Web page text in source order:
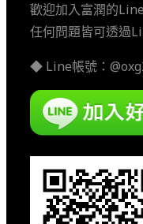
歡迎加入富潤的
任何問題皆可透過
◆ Line帳號：